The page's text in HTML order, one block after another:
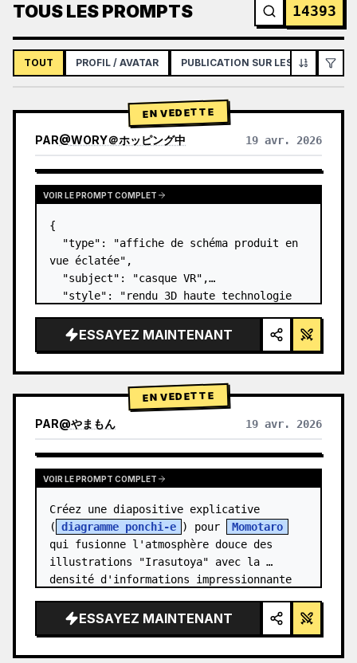
TOUS LES PROMPTS 14393
TOUT PROFIL / AVATAR PUBLICATION SUR LES RÉSEAUX
EN VEDETTE
PAR@WORY＠ホッピング中 19 avr. 2026
VOIR LE PROMPT COMPLET
{
  "type": "affiche de schéma produit en
vue éclatée",
  "subject": "casque VR",
  "style": "rendu 3D haute technologie
lumineux",
  "background": "{argument
default=\"dégradé doux de violet et de
ble…
ESSAYEZ MAINTENANT
EN VEDETTE
PAR@やまもん 19 avr. 2026
VOIR LES RÉSULTATS D'AUTRES MODÈLES
VOIR LE PROMPT COMPLET
Créez une diapositive explicative
( diagramme ponchi-e ) pour
Momotaro
qui fusionne l'atmosphère douce des
illustrations "Irasutoya" avec la
densité d'informations impressionnante
ESSAYEZ MAINTENANT